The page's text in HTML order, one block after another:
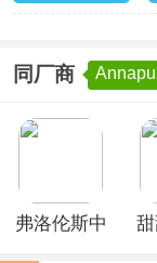
同厂商
弗洛伦斯中